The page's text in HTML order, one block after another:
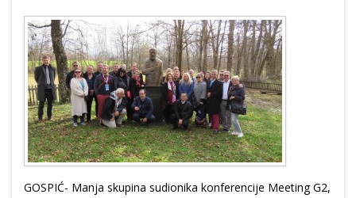
GOSPIĆ- Manja skupina sudionika konferencije Meeting G2,